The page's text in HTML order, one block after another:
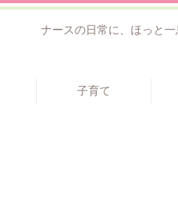
ナースの日常に、ほっと一
子育て